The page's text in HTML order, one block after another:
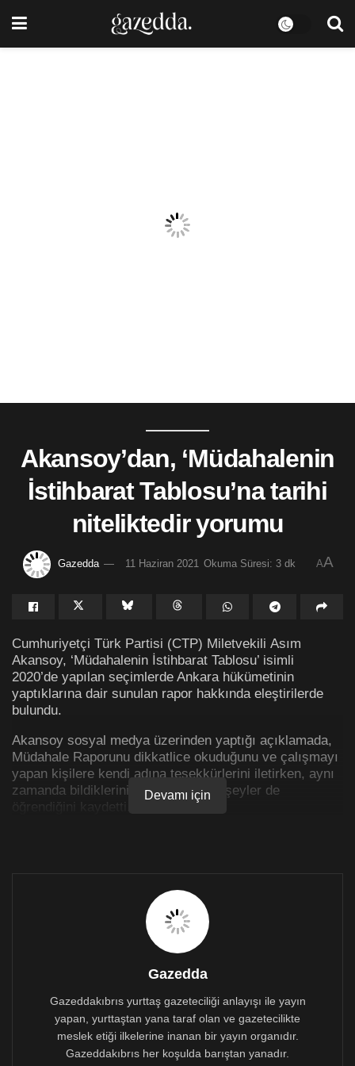
Akansoy’dan, ‘Müdahalenin
İstihbarat Tablosu’na tarihi
niteliktedir yorumu
Gazedda 11 Haziran 2021 Okuma Süresi: 3 dk AA
Cumhuriyetçi Türk Partisi (CTP) Miletvekili Asım
Akansoy, ‘Müdahalenin İstihbarat Tablosu’ isimli
2020’de yapılan seçimlerde Ankara hükümetinin
yaptıklarına dair sunulan rapor hakkında eleştirilerde
bulundu.
Akansoy sosyal medya üzerinden yaptığı açıklamada,
Müdahale Raporunu dikkatlice okuduğunu ve çalışmayı
yapan kişilere kendi adına teşekkürlerini iletirken, aynı
zamanda bildiklerinin yanı sıra yeni şeyler de
öğrendiğini kaydetti.
olabilmelerinin esaslarından bahsetti.
Akansoy’un sosyal medya paylaşımının tamamı şu
“İnanıyorum ki, bu konuda çok daha fazla kişinin
aktaracakları vardır. Kıbrıslıtürklerin kendi topraklarının
efendisi olabilmesinin önemli bir yolu da, demokrasi,
insan hakları, sivilleşme ve özgürlük mücadelesini ve
müdahaleleri olabildiğince açık bir şekilde
konuşmaktan, tartışmaktan geçer.
Devamı için
Gazedda
Gazeddakıbrıs yurttaş gazeteciliği anlayışı ile yayın
yapan, yurttaştan yana taraf olan ve gazetecilikte
meslek etiği ilkelerine inanan bir yayın organıdır.
Gazeddakıbrıs her koşulda barıştan yanadır.